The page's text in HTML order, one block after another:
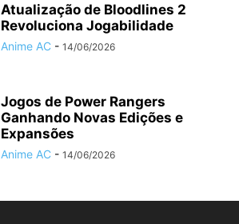
Atualização de Bloodlines 2
Revoluciona Jogabilidade
Anime AC - 14/06/2026
Jogos de Power Rangers
Ganhando Novas Edições e
Expansões
Anime AC - 14/06/2026